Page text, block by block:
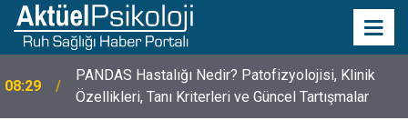
08:29
PANDAS Hastalığı Nedir? Patofizyolojisi, Klinik
Özellikleri, Tanı Kriterleri ve Güncel Tartışmalar